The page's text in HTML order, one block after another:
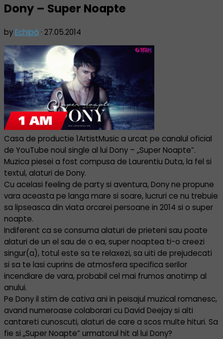
Dony – Super Noapte
byEchipă · 27.05.2014
Casa de productie 1ArtistMusic a urcat pe canalul oficial
de YouTube noul single al lui Dony – „Super Noapte”.
Muzica piesei a fost compusa de Laurentiu Duta, la fel si
textul, alaturi de Dony.
Cu acelasi feeling de party si aventura, Dony ne propune
vara aceasta pe langa mare si soare, lucruri ce nu trebuie
sa lipseasca din viata orcarei persoane in 2014 si o super
noapte.
Indiferent ca se consuma alaturi de prieteni sau poate
alaturi de un el sau de o ea, super noaptea ti-o creezi
singur(a), totul este sa te relaxezi, sa uiti de prejudecati
si sa te lasi cuprins de atmosfera specifica serilor
incendiare de vara, probabil cel mai frumos anotimp al
anului.
Pe Dony il stim de cativa ani in peisajul muzical romanesc,
avand numeroase colaborari cu David Deejay si alti
cantareti cunoscuti, alaturi de care a scos multe hituri. Sa
fie si „Super Noapte” urmatorul hit al lui Dony?